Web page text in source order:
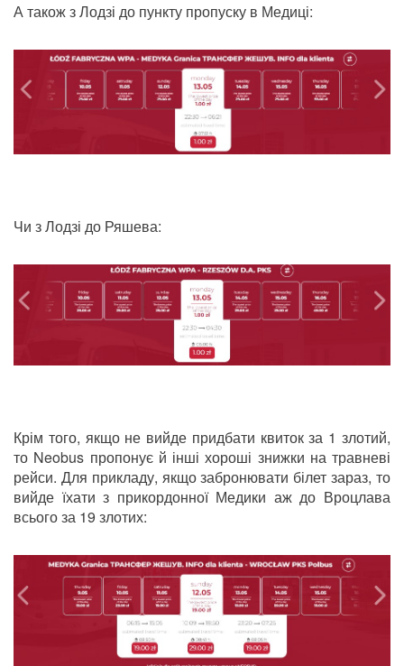
А також з Лодзі до пункту пропуску в Медиці:
Чи з Лодзі до Ряшева:
Крім того, якщо не вийде придбати квиток за 1 злотий,
то Neobus пропонує й інші хороші знижки на травневі
рейси. Для прикладу, якщо забронювати білет зараз, то
вийде їхати з прикордонної Медики аж до Вроцлава
всього за 19 злотих: